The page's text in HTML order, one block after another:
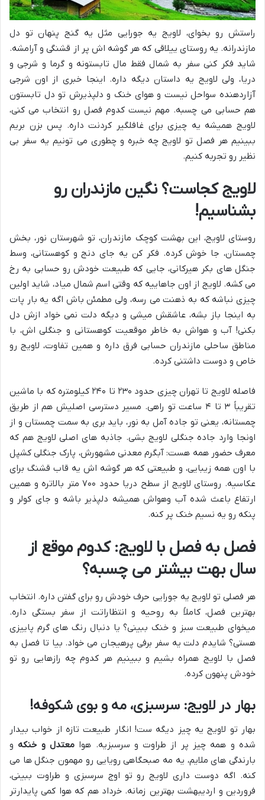
راستش رو بخوای، لاویج یه جورایی مثل یه گنج پنهان تو دل
مازندرانه. یه روستای ییلاقی که هر گوشه اش پر از قشنگی و آرامشه.
شاید فکر کنی سفر به شمال فقط مال تابستونه و گرما و شرجی و
دریا، ولی لاویج یه داستان دیگه داره. اینجا خبری از اون شرجی
آزاردهنده سواحل نیست و هوای خنک و دلپذیرش تو دل تابستون
هم حسابی می چسبه. مهم نیست کدوم فصل رو انتخاب می کنی،
لاویج همیشه یه چیزی برای غافلگیر کردنت داره. پس بزن بریم
ببینیم هر فصل تو لاویج چه خبره و چطوری می تونیم یه سفر بی
نظیر رو تجربه کنیم.
لاویج کجاست؟ نگین مازندران رو
بشناسیم!
روستای لاویج، این بهشت کوچک مازندران، تو شهرستان نور، بخش
چمستان، جا خوش کرده. فکر کن یه جای دنج و کوهستانی، وسط
جنگل های بکر هیرکانی، جایی که طبیعت خودش رو حسابی به رخ
می کشه. لاویج از اون جاهاییه که وقتی اسم شمال میاد، شاید اولین
چیزی نباشه که به ذهنت می رسه، ولی مطمئن باش اگه یه بار پات
به اینجا باز بشه، عاشقش میشی و دیگه دلت نمی خواد ازش دل
بکنی! آب و هواش به خاطر موقعیت کوهستانی و جنگلی اش، با
مناطق ساحلی مازندران حسابی فرق داره و همین تفاوت، لاویج رو
خاص و دوست داشتنی کرده.
فاصله لاویج تا تهران چیزی حدود ۲۳۰ تا ۲۴۰ کیلومتره که با ماشین
تقریباً ۳ تا ۴ ساعت تو راهی. مسیر دسترسی اصلیش هم از طریق
چمستانه، یعنی تو جاده آمل به نور، باید بری به سمت چمستان و از
اونجا وارد جاده جنگلی لاویج بشی. جاذبه های اصلی لاویج هم که
معرف حضور همه هست: آبگرم معدنی مشهورش، پارک جنگلی کشپل
با اون همه زیبایی، و طبیعتی که هر گوشه اش یه قاب قشنگ برای
عکاسیه. روستای لاویج از سطح دریا حدود ۷۰۰ متر بالاتره و همین
ارتفاع باعث شده آب وهواش همیشه دلپذیر باشه و جای کولر و
پنکه رو یه نسیم خنک پر کنه.
فصل به فصل با لاویج: کدوم موقع از
سال بهت بیشتر می چسبه؟
هر فصلی تو لاویج یه جورایی حرف خودش رو برای گفتن داره. انتخاب
بهترین فصل، کاملاً به روحیه و انتظاراتت از سفر بستگی داره.
میخوای طبیعت سبز و خنک ببینی؟ یا دنبال رنگ های گرم پاییزی
هستی؟ شایدم دلت یه سفر برفی پرهیجان می خواد. بیا تا فصل به
فصل با لاویج همراه بشیم و ببینیم هر کدوم چه رازهایی رو تو
خودش پنهون کرده.
بهار در لاویج: سرسبزی، مه و بوی شکوفه!
بهار تو لاویج یه چیز دیگه ست! انگار طبیعت تازه از خواب بیدار
شده و همه چیز پر از طراوت و سرسبزیه. هوامعتدل و خنکه و
بارندگی های ملایم، یه مه صبحگاهی رویایی رو مهمون جنگل ها می
کنه. اگه دوست داری لاویج رو تو اوج سرسبزی و طراوت ببینی،
فروردین و اردیبهشت بهترین زمانه. خرداد هم که هوا کمی پایدارتر